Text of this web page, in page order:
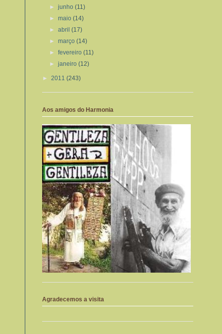
►junho(11)
►maio(14)
►abril(17)
►março(14)
►fevereiro(11)
►janeiro(12)
► 2011 (243)
Aos amigos do Harmonia
Agradecemos a visita